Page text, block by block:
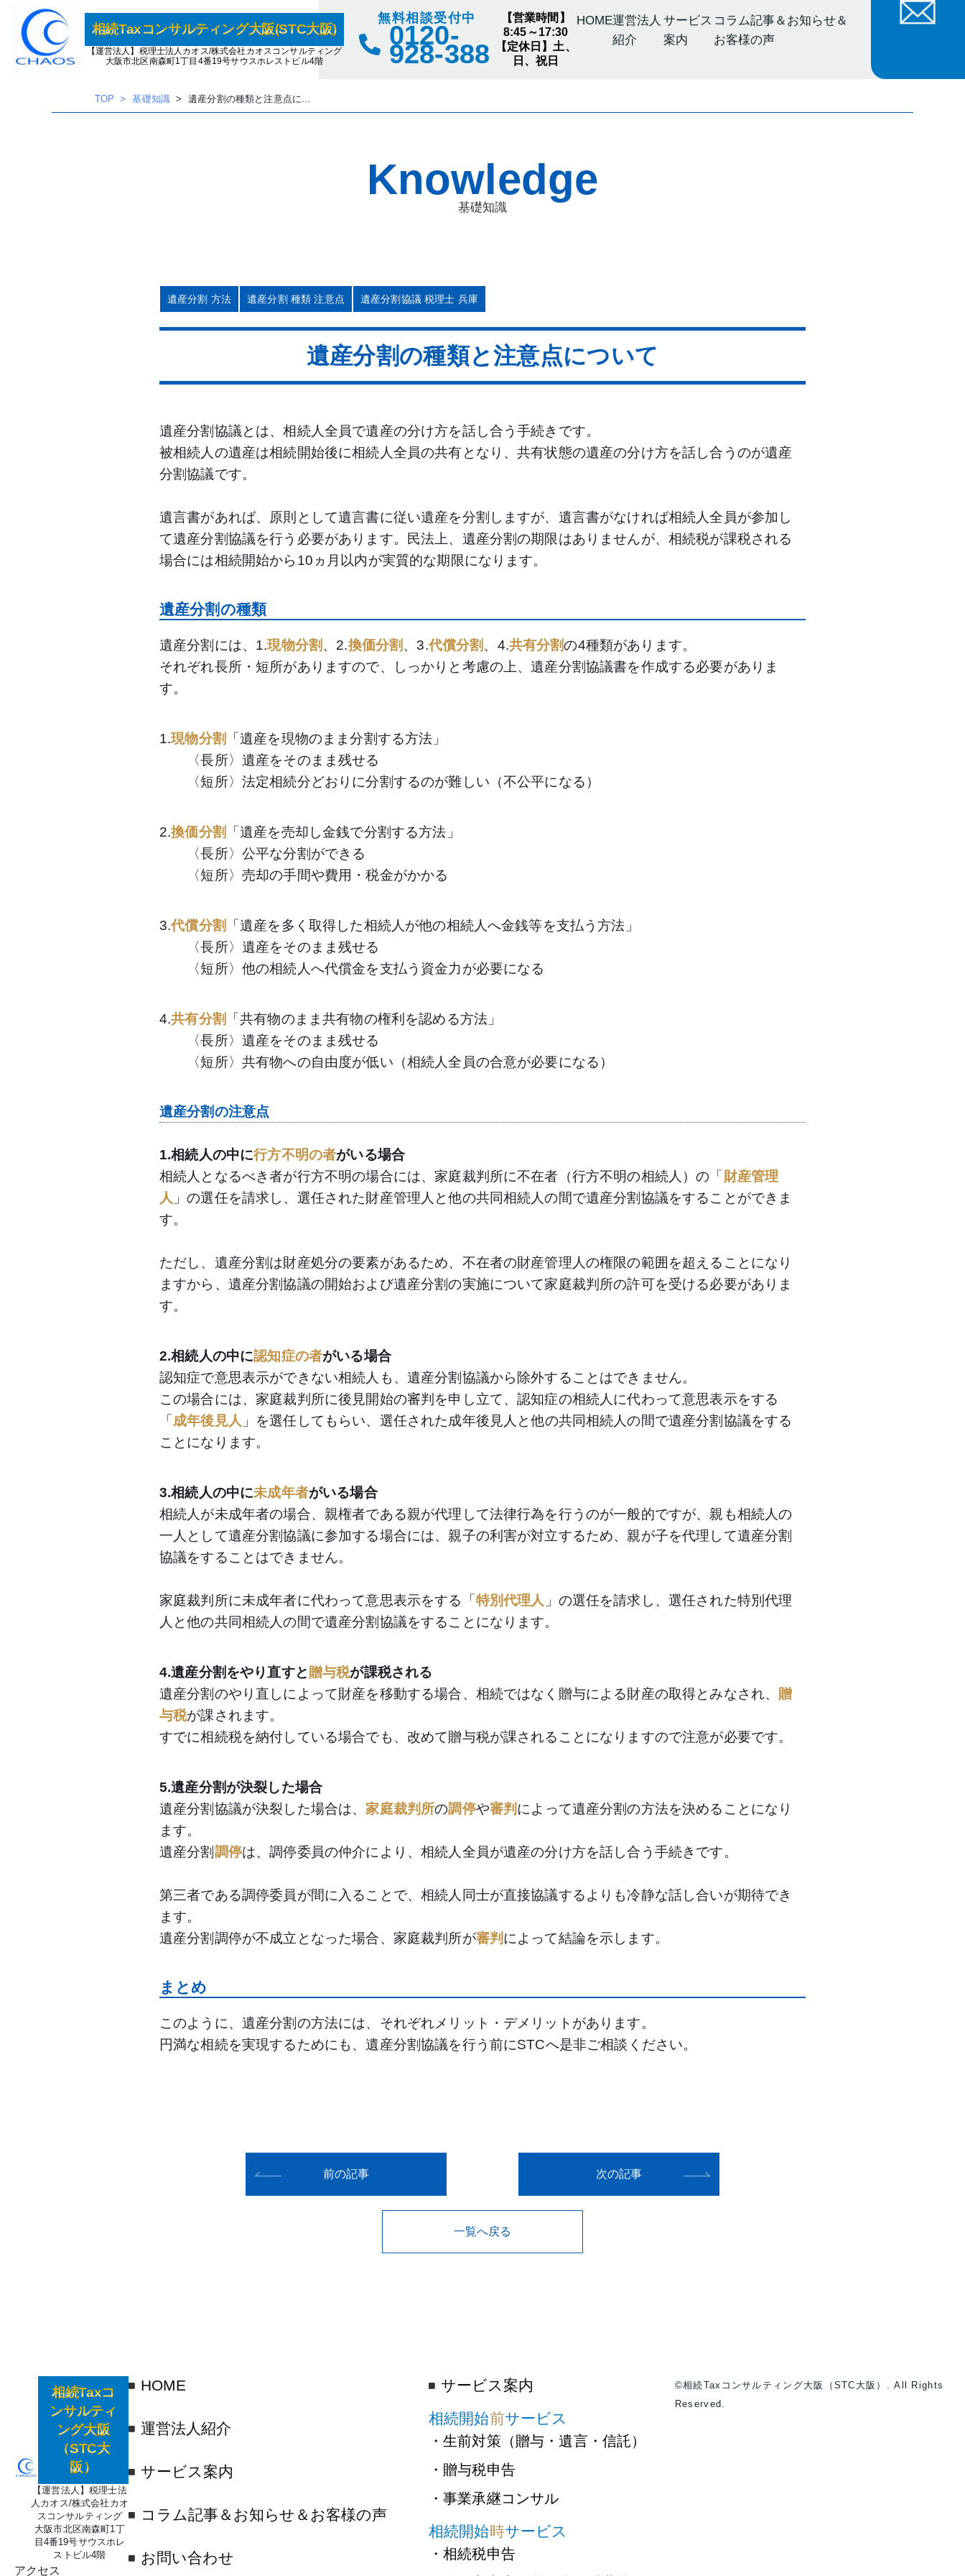
相続Taxコンサルティング大阪(STC大阪)
【運営法人】税理士法人カオス/株式会社カオスコンサルティング
大阪市北区南森町1丁目4番19号サウスホレストビル4階
無料相談受付中
0120-
928-388
【営業時間】
8:45～17:30
【定休日】土、
日、祝日
HOME運営法人
紹介
サービス
案内
コラム記事＆お知らせ＆
お客様の声
TOP 基礎知識 遺産分割の種類と注意点に...
Knowledge
基礎知識
遺産分割 方法 遺産分割 種類 注意点 遺産分割協議 税理士 兵庫
遺産分割の種類と注意点について
遺産分割協議とは、相続人全員で遺産の分け方を話し合う手続きです。
被相続人の遺産は相続開始後に相続人全員の共有となり、共有状態の遺産の分け方を話し合うのが遺産
分割協議です。
遺言書があれば、原則として遺言書に従い遺産を分割しますが、遺言書がなければ相続人全員が参加し
て遺産分割協議を行う必要があります。民法上、遺産分割の期限はありませんが、相続税が課税される
場合には相続開始から10ヵ月以内が実質的な期限になります。
遺産分割の種類
遺産分割には、1.現物分割 、2.換価分割 、3.代償分割 、4.共有分割の4種類があります。
それぞれ長所・短所がありますので、しっかりと考慮の上、遺産分割協議書を作成する必要がありま
す。
1.現物分割
「遺産を現物のまま分割する方法」
〈長所〉遺産をそのまま残せる
〈短所〉法定相続分どおりに分割するのが難しい（不公平になる）
2.換価分割
「遺産を売却し金銭で分割する方法」
〈長所〉公平な分割ができる
〈短所〉売却の手間や費用・税金がかかる
3.代償分割
「遺産を多く取得した相続人が他の相続人へ金銭等を支払う方法」
〈長所〉遺産をそのまま残せる
〈短所〉他の相続人へ代償金を支払う資金力が必要になる
4.共有分割
「共有物のまま共有物の権利を認める方法」
〈長所〉遺産をそのまま残せる
〈短所〉共有物への自由度が低い（相続人全員の合意が必要になる）
遺産分割の注意点
1.相続人の中に行方不明の者がいる場合
相続人となるべき者が行方不明の場合には、家庭裁判所に不在者（行方不明の相続人）の「 財産管理
人 」の選任を請求し、選任された財産管理人と他の共同相続人の間で遺産分割協議をすることができま
す。
ただし、遺産分割は財産処分の要素があるため、不在者の財産管理人の権限の範囲を超えることになり
ますから、遺産分割協議の開始および遺産分割の実施について家庭裁判所の許可を受ける必要がありま
す。
2.相続人の中に認知症の者がいる場合
認知症で意思表示ができない相続人も、遺産分割協議から除外することはできません。
この場合には、家庭裁判所に後見開始の審判を申し立て、認知症の相続人に代わって意思表示をする
「 成年後見人 」を選任してもらい、選任された成年後見人と他の共同相続人の間で遺産分割協議をする
ことになります。
3.相続人の中に未成年者がいる場合
相続人が未成年者の場合、親権者である親が代理して法律行為を行うのが一般的ですが、親も相続人の
一人として遺産分割協議に参加する場合には、親子の利害が対立するため、親が子を代理して遺産分割
協議をすることはできません。
家庭裁判所に未成年者に代わって意思表示をする「 特別代理人 」の選任を請求し、選任された特別代理
人と他の共同相続人の間で遺産分割協議をすることになります。
4.遺産分割をやり直すと贈与税が課税される
遺産分割のやり直しによって財産を移動する場合、相続ではなく贈与による財産の取得とみなされ、 贈
与税が課されます。
すでに相続税を納付している場合でも、改めて贈与税が課されることになりますので注意が必要です。
5.遺産分割が決裂した場合
遺産分割協議が決裂した場合は、 家庭裁判所の調停や審判 によって遺産分割の方法を決めることになり
ます。
遺産分割 調停は、調停委員の仲介により、相続人全員が遺産の分け方を話し合う手続きです。
第三者である調停委員が間に入ることで、相続人同士が直接協議するよりも冷静な話し合いが期待でき
ます。
遺産分割調停が不成立となった場合、家庭裁判所が審判 によって結論を示します。
まとめ
このように、遺産分割の方法には、それぞれメリット・デメリットがあります。
円満な相続を実現するためにも、遺産分割協議を行う前にSTCへ是非ご相談ください。
前の記事 次の記事
一覧へ戻る
相続Taxコ
ンサルティ
ング大阪
（STC大
阪）
【運営法人】税理士法
人カオス/株式会社カオ
スコンサルティング
大阪市北区南森町1丁
目4番19号サウスホレ
ストビル4階
アクセス
HOME
運営法人紹介
サービス案内
コラム記事＆お知らせ＆お客様の声
お問い合わせ
サービス案内
相続開始前サービス
・生前対策（贈与・遺言・信託）
・贈与税申告
・事業承継コンサル
相続開始時サービス
・相続税申告
©相続Taxコンサルティング大阪（STC大阪）. All Rights
Reserved.